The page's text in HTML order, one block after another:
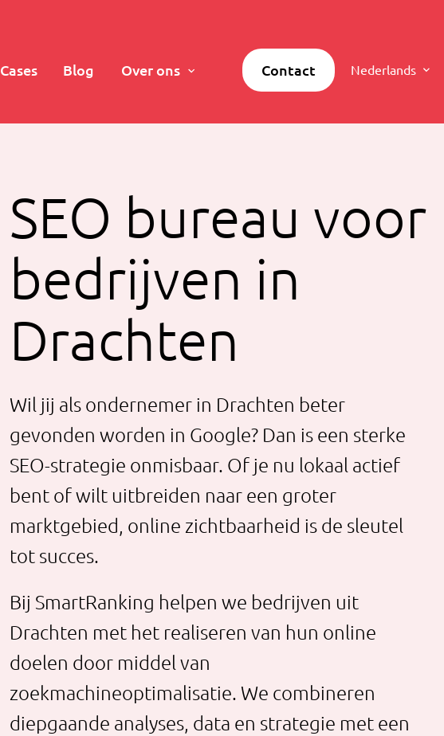
Cases Blog Over ons Contact Nederlands
SEO bureau voor
bedrijven in
Drachten
Wil jij als ondernemer in Drachten beter
gevonden worden in Google? Dan is een sterke
SEO-strategie onmisbaar. Of je nu lokaal actief
bent of wilt uitbreiden naar een groter
marktgebied, online zichtbaarheid is de sleutel
tot succes.
Bij SmartRanking helpen we bedrijven uit
Drachten met het realiseren van hun online
doelen door middel van
zoekmachineoptimalisatie. We combineren
diepgaande analyses, data en strategie met een